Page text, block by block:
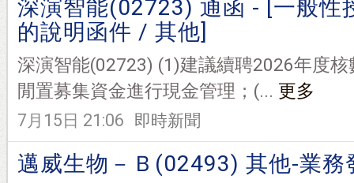
深演智能(02723) 通函 - [一般性
的說明函件 / 其他]
深演智能(02723) (1)建議續聘2026年度
閒置募集資金進行現金管理；(... 更多
7月15日 21:06 即時新聞
邁威生物－Ｂ(02493) 其他-業務